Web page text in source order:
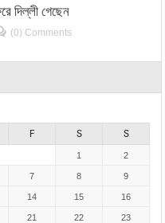
দিল্লী গেছেন
(0) Comments
F S S
1 2
7 8 9
14 15 16
21 22 23